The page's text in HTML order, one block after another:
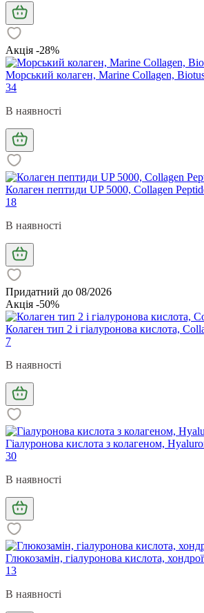
Акція -28%
Морський колаген, Marine Collagen,
34
В наявності
Колаген пептиди UP 5000, Collagen
18
В наявності
Придатний до 08/2026
Акція -50%
Колаген тип 2 і гіалуронова кислота,
7
В наявності
Гіалуронова кислота з колагеном,
30
В наявності
Глюкозамін, гіалуронова кислота,
13
В наявності